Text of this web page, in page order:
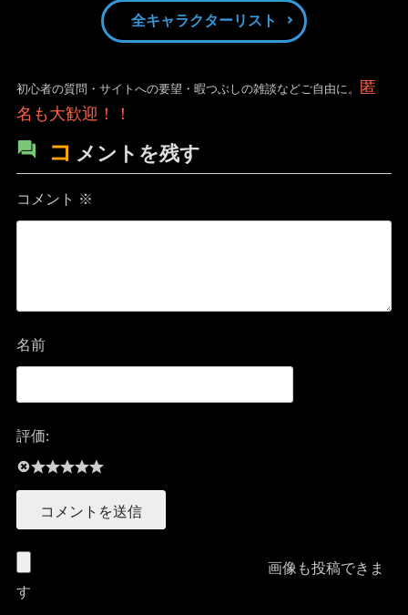
全キャラクターリスト
初心者の質問・サイトへの要望・暇つぶしの雑談などご自由に。
匿
名も大歓迎！！
コ メントを残す
コメント ※
名前
評価:
画像も投稿できま
す